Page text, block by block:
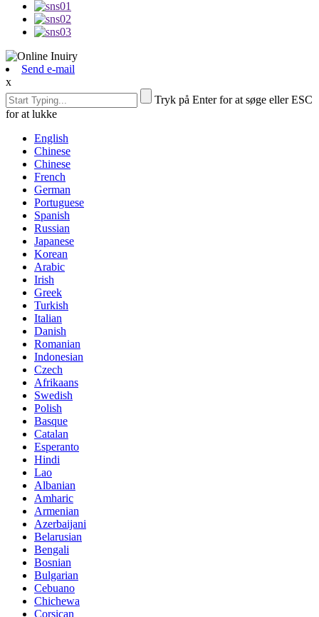
Send e-mail
x
Tryk på Enter for at søge eller ESC
for at lukke
English
Chinese
Chinese
French
German
Portuguese
Spanish
Russian
Japanese
Korean
Arabic
Irish
Greek
Turkish
Italian
Danish
Romanian
Indonesian
Czech
Afrikaans
Swedish
Polish
Basque
Catalan
Esperanto
Hindi
Lao
Albanian
Amharic
Armenian
Azerbaijani
Belarusian
Bengali
Bosnian
Bulgarian
Cebuano
Chichewa
Corsican